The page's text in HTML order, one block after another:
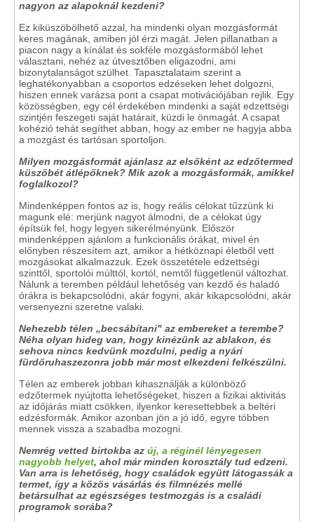
nagyon az alapoknál kezdeni?
Ez kiküszöbölhető azzal, ha mindenki olyan mozgásformát
keres magának, amiben jól érzi magát. Jelen pillanatban a
piacon nagy a kínálat és sokféle mozgásformából lehet
választani, nehéz az útvesztőben eligazodni, ami
bizonytalanságot szülhet. Tapasztalataim szerint a
leghatékonyabban a csoportos edzéseken lehet dolgozni,
hiszen ennek varázsa pont a csapat motivációjában rejlik. Egy
közösségben, egy cél érdekében mindenki a saját edzettségi
szintjén feszegeti saját határait, küzdi le önmagát. A csapat
kohézió tehát segíthet abban, hogy az ember ne hagyja abba
a mozgást és tartósan sportoljon.
Milyen mozgásformát ajánlasz az elsőként az edzőtermed
küszöbét átlépőknek? Mik azok a mozgásformák, amikkel
foglalkozol?
Mindenképpen fontos az is, hogy reális célokat tűzzünk ki
magunk elé: merjünk nagyot álmodni, de a célokat úgy
építsük fel, hogy legyen sikerélményünk. Először
mindenképpen ajánlom a funkcionális órákat, mivel én
előnyben részesítem azt, amikor a hétköznapi életből vett
mozgásokat alkalmazzuk. Ezek összetétele edzettségi
szinttől, sportolói múlttól, kortól, nemtől függetlenül változhat.
Nálunk a teremben például lehetőség van kezdő és haladó
órákra is bekapcsolódni, akár fogyni, akár kikapcsolódni, akár
versenyezni szeretne valaki.
Nehezebb télen „becsábítani" az embereket a terembe?
Néha olyan hideg van, hogy kinézünk az ablakon, és
sehova nincs kedvünk mozdulni, pedig a nyári
fürdőruhaszezonra jobb már most elkezdeni felkészülni.
Télen az emberek jobban kihasználják a különböző
edzőtermek nyújtotta lehetőségeket, hiszen a fizikai aktivitás
az időjárás miatt csökken, ilyenkor keresettebbek a beltéri
edzésformák. Amikor azonban jön a jó idő, egyre többen
mennek vissza a szabadba mozogni.
Nemrég vetted birtokba az új, a réginél lényegesen
nagyobb helyet, ahol már minden korosztály tud edzeni.
Van arra is lehetőség, hogy családok együtt látogassák a
termet, így a közös vásárlás és filmnézés mellé
betársulhat az egészséges testmozgás is a családi
programok sorába?